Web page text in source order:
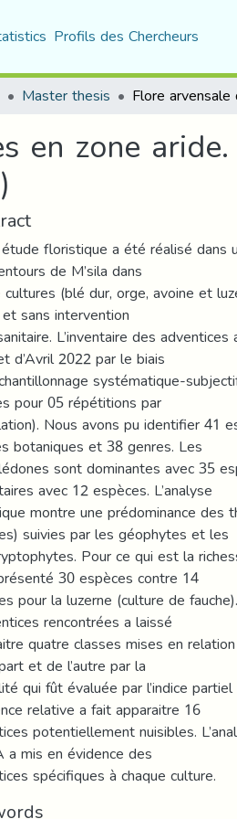
Profils des Chercheurs
Master thesis
en zone
floristique a été réalisé dans
de M’sila dans
(blé dur, orge, avoine et
sans intervention
L’inventaire des
d’Avril 2022 par le biais
systématique-
pour 05 répétitions par
Nous avons pu identifier 41
botaniques et 38 genres. Les
sont dominantes avec 35
avec 12 espèces. L’analyse
montre une prédominance des
suivies par les géophytes et les
Pour ce qui est la
30 espèces contre 14
pour la luzerne (culture de
rencontrées a laissé
quatre classes mises en
et de l’autre par la
qui fût évaluée par l’indice
relative a fait apparaitre 16
potentiellement nuisibles.
a mis en évidence des
spécifiques à chaque culture.